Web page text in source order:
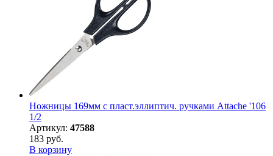
Ножницы 169мм с пласт.эллиптич. ручками Attache '106
1/2
Артикул: 47588
183 руб.
В корзину